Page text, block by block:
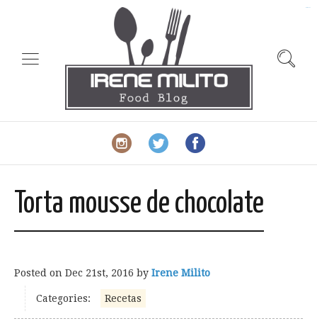
Torta mousse de chocolate
Posted on Dec 21st, 2016 by Irene Milito
Categories: Recetas